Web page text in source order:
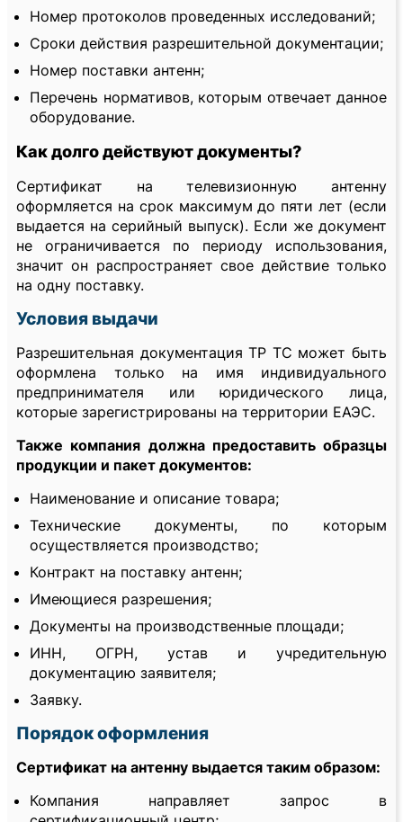
Номер протоколов проведенных исследований;
Сроки действия разрешительной документации;
Номер поставки антенн;
Перечень нормативов, которым отвечает данное
оборудование.
Как долго действуют документы?
Сертификат на телевизионную антенну
оформляется на срок максимум до пяти лет (если
выдается на серийный выпуск). Если же документ
не ограничивается по периоду использования,
значит он распространяет свое действие только
на одну поставку.
Условия выдачи
Разрешительная документация ТР ТС может быть
оформлена только на имя индивидуального
предпринимателя или юридического лица,
которые зарегистрированы на территории ЕАЭС.
Также компания должна предоставить образцы
продукции и пакет документов:
Наименование и описание товара;
Технические документы, по которым
осуществляется производство;
Контракт на поставку антенн;
Имеющиеся разрешения;
Документы на производственные площади;
ИНН, ОГРН, устав и учредительную
документацию заявителя;
Заявку.
Порядок оформления
Сертификат на антенну выдается таким образом:
Компания направляет запрос в